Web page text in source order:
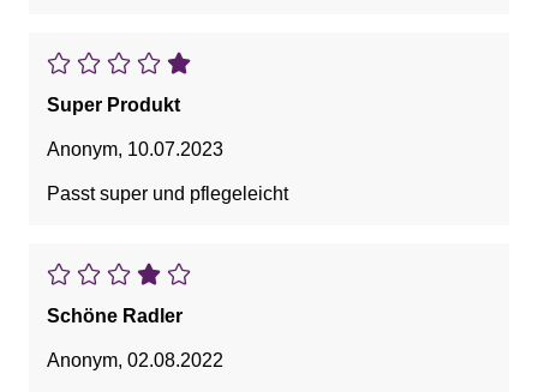
Super Produkt
Anonym, 10.07.2023
Passt super und pflegeleicht
Schöne Radler
Anonym, 02.08.2022